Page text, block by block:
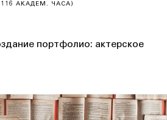
АКАДЕМ. ЧАСА)
портфолио: актерское